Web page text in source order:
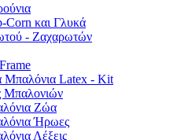
Corn και Γλυκά
- Ζαχαρωτών
Μπαλόνια Latex - Kit
Μπαλονιών
Ζώα
Ήρωες
Λέξεις